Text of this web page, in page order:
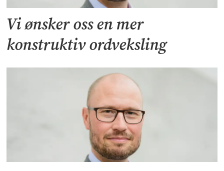
Vi ønsker oss en mer
konstruktiv ordveksling